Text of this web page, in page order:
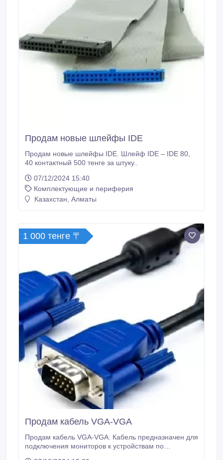
согласованию)! ✅ Предоставляем ГАРАНТИЮ на
все виды работ и запчасти! НАШИ УСЛУГИ:
*РЕМОНТ КОМПЬЮТЕРОВ, НОУТБУКОВ,
ОРГТЕХНИКИ:* * Диагностика и устранение любых
неисправностей.
Продам новые шлейфы IDE
Продам новые шлейфы IDE. Шлейф IDE – IDE 80,
40 контактный 500 тенге за штуку..
07/12/2024 15:40
Комплектующие и периферия
Казахстан, Алматы
1 000 тенге 〒
Продам кабель VGA-VGA
Продам кабель VGA-VGA. Кабель предназначен для
подключения мониторов к устройствам по